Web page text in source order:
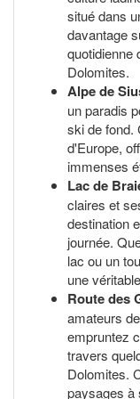
situé dans
davantage
quotidienne
Dolomites.
Alpe de
un paradis
ski de fond.
d'Europe,
immenses
Lac de
claires et
destination
journée.
lac ou un
une
Route des
amateurs
empruntez
travers
Dolomites.
paysages à